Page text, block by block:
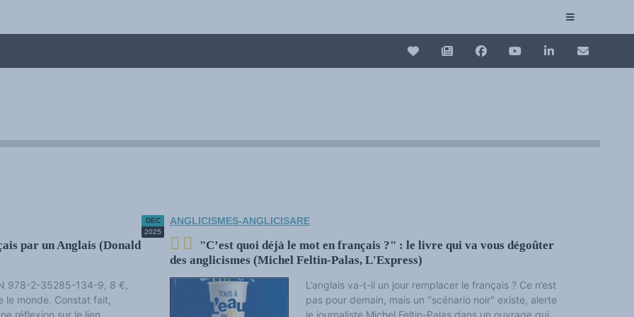
par un Anglais (Donald
978-2-35285-134-9, 8 €,
le monde. Constat fait,
réflexion sur le lien
DEC
2025
ANGLICISMES-ANGLICISARE
"C’est quoi déjà le mot en français ?" : le livre qui va vous dégoûter
des anglicismes (Michel Feltin-Palas, L'Express)
L’anglais va-t-il un jour remplacer le français ? Ce n’est
pas pour demain, mais un "scénario noir" existe, alerte
le journaliste Michel Feltin-Palas dans un ouvrage qui